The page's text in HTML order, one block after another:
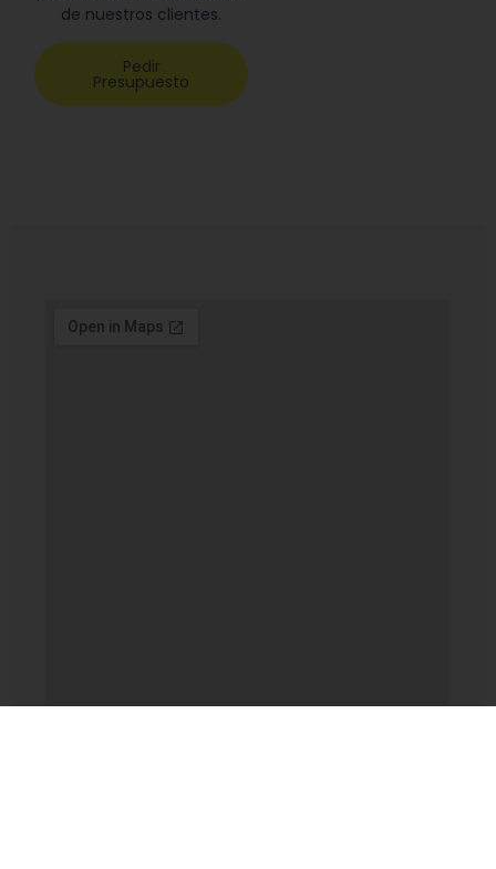
de nuestros clientes.
Pedir
Presupuesto